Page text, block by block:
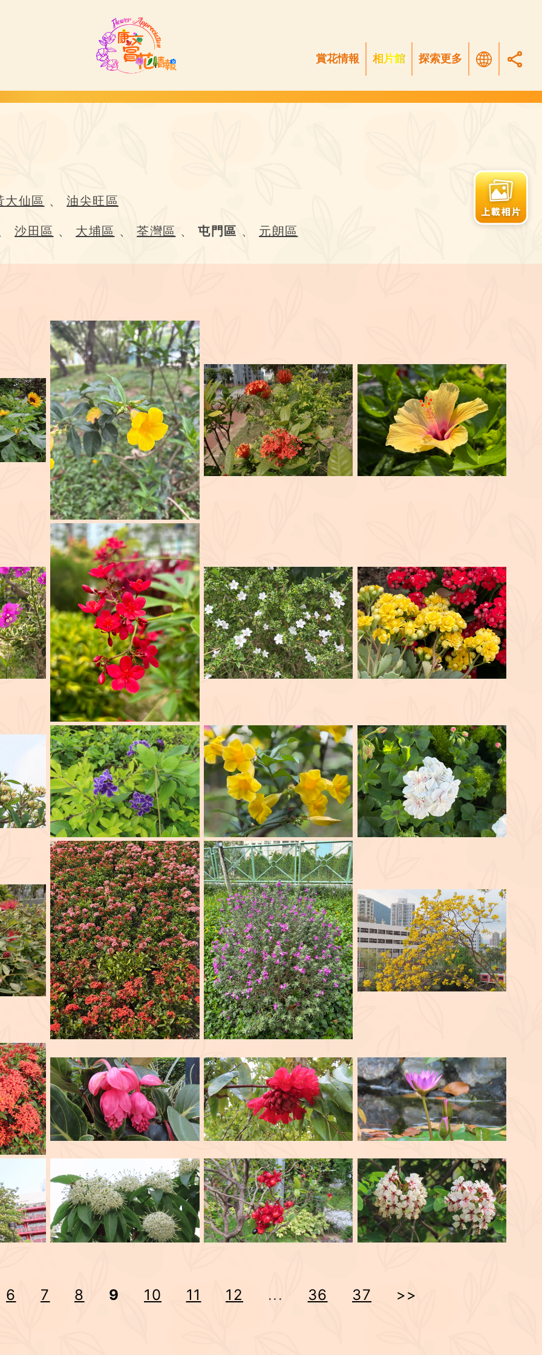
賞花情報 相片館 探索更多
大仙區 、 油尖旺區
沙田區 、 大埔區 、 荃灣區 、 屯門區 、 元朗區
6 7 8 9 10 11 12 ... 36 37 >>